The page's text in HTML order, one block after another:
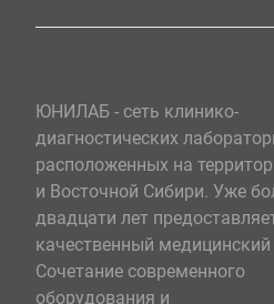
ЮНИЛАБ - сеть клинико-
диагностических
расположенных на
и Восточной Сибири. Уже
двадцати лет
качественный медицинский
Сочетание современного
оборудования и